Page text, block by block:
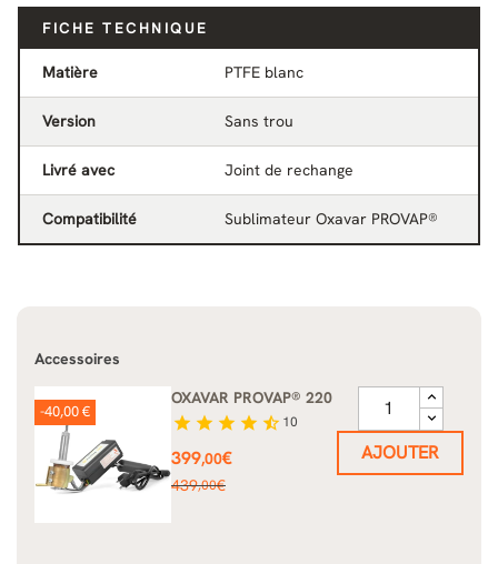
FICHE TECHNIQUE
Matière PTFE blanc
Version Sans trou
Livré avec Joint de rechange
Compatibilité Sublimateur Oxavar PROVAP®
Accessoires
OXAVAR PROVAP® 220
star star star star star_half 10
Prix
399,00€
Prix
439,00€
-40,00 €
AJOUTER